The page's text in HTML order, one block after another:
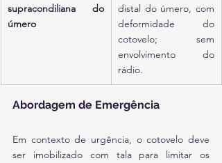
supracondiliana do
úmero
distal do úmero, com
deformidade do
cotovelo; sem
envolvimento do
rádio.
Abordagem de Emergência
Em contexto de urgência, o cotovelo deve
ser imobilizado com tala para limitar os